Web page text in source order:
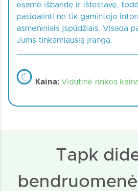
esame išbandę ir ištestavę,
pasidalinti ne tik gamintojo
asmeniniais įspūdžiais. Visada
Jums tinkamiausią įrangą.
Kaina: Vidutinė rinkos
Tapk